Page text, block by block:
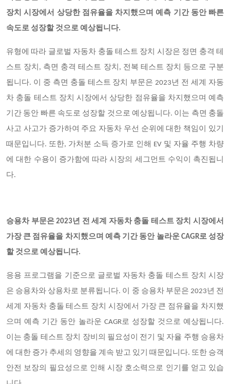
장치 시장에서 상당한 점유율을 차지했으며 예측 기간 동안 빠른
속도로 성장할 것으로 예상됩니다.
유형에 따라 글로벌 자동차 충돌 테스트 장치 시장은 정면 충격 테
스트 장치, 측면 충격 테스트 장치, 전복 테스트 장치 등으로 구분
됩니다. 이 중 측면 충돌 테스트 장치 부문은 2023년 전 세계 자동
차 충돌 테스트 장치 시장에서 상당한 점유율을 차지했으며 예측
기간 동안 빠른 속도로 성장할 것으로 예상됩니다. 이는 측면 충돌
사고 사고가 증가하여 주요 자동차 우선 순위에 대한 책임이 있기
때문입니다. 또한, 가처분 소득 증가로 인해 EV 및 자율 주행 차량
에 대한 수용이 증가함에 따라 시장의 세그먼트 수익이 촉진됩니
다.
승용차 부문은 2023년 전 세계 자동차 충돌 테스트 장치 시장에서
가장 큰 점유율을 차지했으며 예측 기간 동안 놀라운 CAGR로 성장
할 것으로 예상됩니다.
응용 프로그램을 기준으로 글로벌 자동차 충돌 테스트 장치 시장
은 승용차와 상용차로 분류됩니다. 이 중 승용차 부문은 2023년 전
세계 자동차 충돌 테스트 장치 시장에서 가장 큰 점유율을 차지했
으며 예측 기간 동안 놀라운 CAGR로 성장할 것으로 예상됩니다.
이는 충돌 테스트 장치 장비의 필요성이 전기 및 자율 주행 승용차
에 대한 증가 추세의 영향을 계속 받고 있기 때문입니다. 또한 승객
안전 보장의 필요성으로 인해 시장 호소력으로 인기를 얻고 있습